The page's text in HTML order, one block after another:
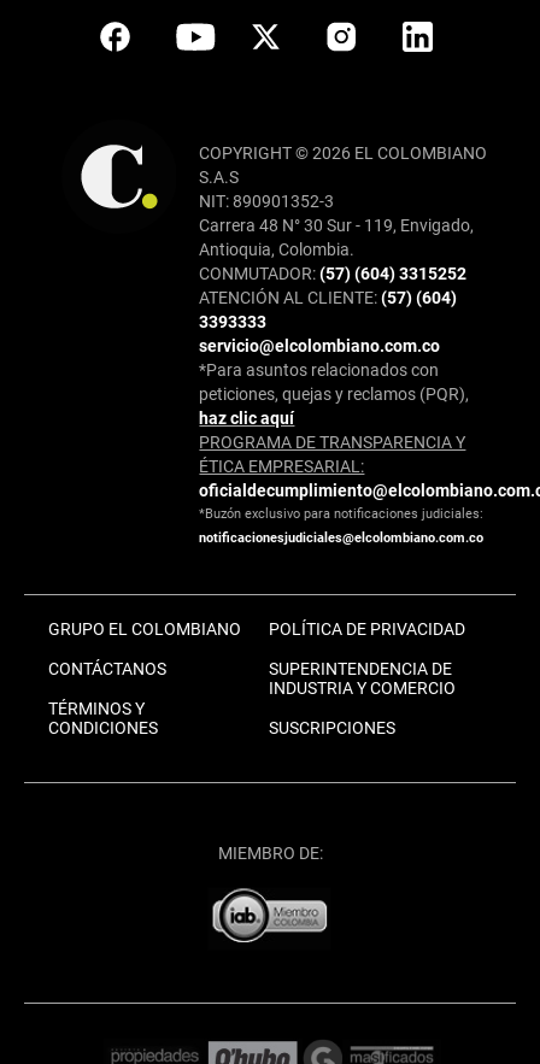
COPYRIGHT © 2026 EL COLOMBIANO
S.A.S
NIT: 890901352-3
Carrera 48 N° 30 Sur - 119, Envigado,
Antioquia, Colombia.
CONMUTADOR:(57) (604) 3315252
ATENCIÓN AL CLIENTE:(57) (604)
3393333
servicio@elcolombiano.com.co
*Para asuntos relacionados con
peticiones, quejas y reclamos (PQR),
haz clic aquí
PROGRAMA DE TRANSPARENCIA Y
ÉTICA EMPRESARIAL:
*Buzón exclusivo para notificaciones judiciales:
notificacionesjudiciales@elcolombiano.com.co
GRUPO EL COLOMBIANO
CONTÁCTANOS
TÉRMINOS Y
CONDICIONES
POLÍTICA DE PRIVACIDAD
SUPERINTENDENCIA DE
INDUSTRIA Y COMERCIO
SUSCRIPCIONES
MIEMBRO DE: